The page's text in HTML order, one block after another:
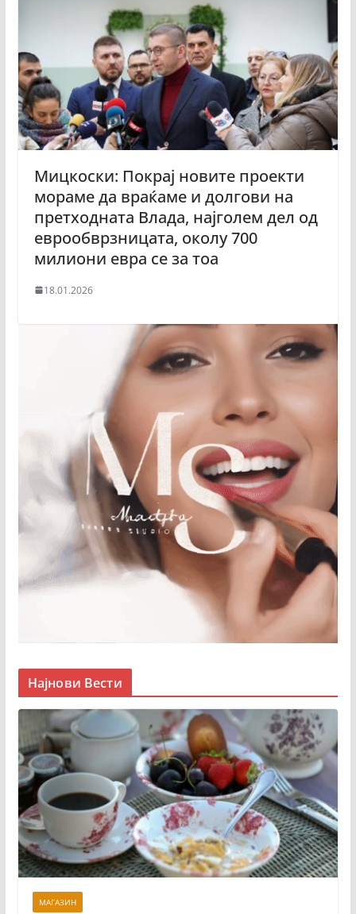
Мицкоски: Покрај новите проекти
мораме да враќаме и долгови на
претходната Влада, најголем дел од
еврообврзницата, околу 700
милиони евра се за тоа
18.01.2026
Најнови Вести
МАГАЗИН